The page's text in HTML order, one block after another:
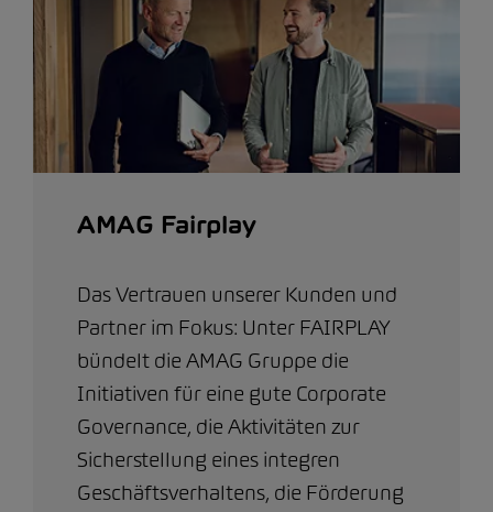
AMAG Fairplay
Das Vertrauen unserer Kunden und
Partner im Fokus: Unter FAIRPLAY
bündelt die AMAG Gruppe die
Initiativen für eine gute Corporate
Governance, die Aktivitäten zur
Sicherstellung eines integren
Geschäftsverhaltens, die Förderung